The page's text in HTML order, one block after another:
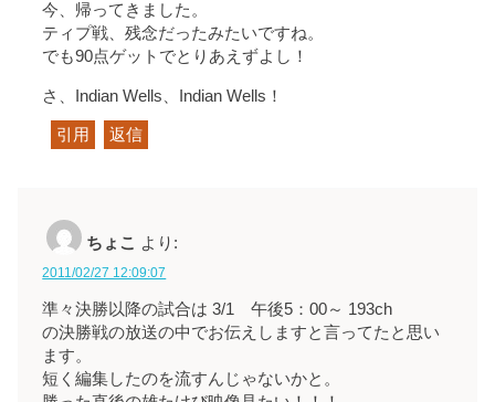
今、帰ってきました。
ティプ戦、残念だったみたいですね。
でも90点ゲットでとりあえずよし！
さ、Indian Wells、Indian Wells！
引用 返信
ちょこ より:
2011/02/27 12:09:07
準々決勝以降の試合は 3/1 午後5：00～ 193ch
の決勝戦の放送の中でお伝えしますと言ってたと思い
ます。
短く編集したのを流すんじゃないかと。